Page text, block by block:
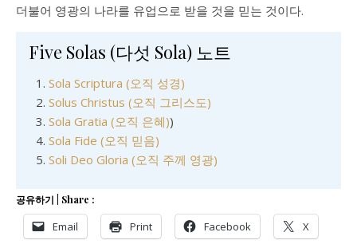
더불어 영광의 나라를 유업으로 받을 것을 믿는 것이다.
Five Solas (다섯 Sola) 노트
Sola Scriptura (오직 성경)
Solus Christus (오직 그리스도)
Sola Gratia (오직 은혜))
Sola Fide (오직 믿음)
Soli Deo Gloria (오직 주께 영광)
공유하기 | Share :
Email Print Facebook X